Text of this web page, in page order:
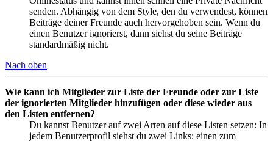
senden. Abhängig von dem Style, den du verwendest, können
Beiträge deiner Freunde auch hervorgehoben sein. Wenn du
einen Benutzer ignorierst, dann siehst du seine Beiträge
standardmäßig nicht.
Nach oben
Wie kann ich Mitglieder zur Liste der Freunde oder zur Liste
der ignorierten Mitglieder hinzufügen oder diese wieder aus
den Listen entfernen?
Du kannst Benutzer auf zwei Arten auf diese Listen setzen: In
jedem Benutzerprofil siehst du zwei Links: einen zum